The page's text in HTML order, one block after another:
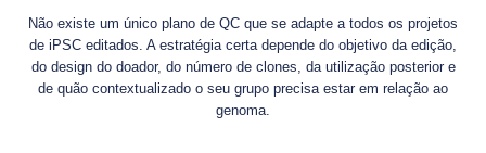
Não existe um único plano de QC que se adapte a todos os projetos
de iPSC editados. A estratégia certa depende do objetivo da edição,
do design do doador, do número de clones, da utilização posterior e
de quão contextualizado o seu grupo precisa estar em relação ao
genoma.